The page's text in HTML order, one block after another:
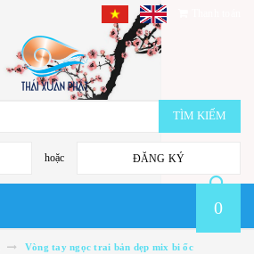
TÌM KIẾM
hoặc ĐĂNG KÝ
0
Vòng tay ngọc trai bản dẹp mix bi ốc